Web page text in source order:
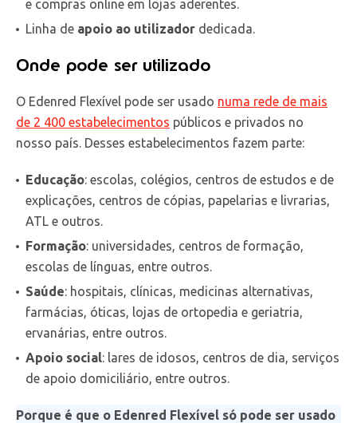
e compras online em lojas aderentes.
Linha de apoio ao utilizador dedicada.
Onde pode ser utilizado
O Edenred Flexível pode ser usado numa rede de mais
de 2 400 estabelecimentos públicos e privados no
nosso país. Desses estabelecimentos fazem parte:
Educação: escolas, colégios, centros de estudos e de
explicações, centros de cópias, papelarias e livrarias,
ATL e outros.
Formação: universidades, centros de formação,
escolas de línguas, entre outros.
Saúde: hospitais, clínicas, medicinas alternativas,
farmácias, óticas, lojas de ortopedia e geriatria,
ervanárias, entre outros.
Apoio social: lares de idosos, centros de dia, serviços
de apoio domiciliário, entre outros.
Porque é que o Edenred Flexível só pode ser usado